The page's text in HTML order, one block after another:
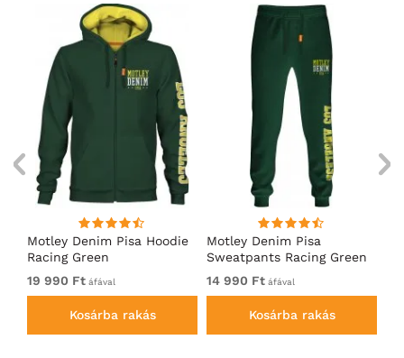
Motley Denim Pisa Hoodie
Racing Green
19 990 Ft áfával
Kosárba rakás
Motley Denim Pisa
Sweatpants Racing Green
14 990 Ft áfával
Kosárba rakás